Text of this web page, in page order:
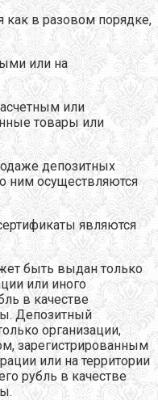
как в разовом порядке,
или на
или
товары или
депозитных
ним осуществляются
являются
быть выдан только
или иного
в качестве
Депозитный
организации,
зарегистрированным
или на территории
рубль в качестве